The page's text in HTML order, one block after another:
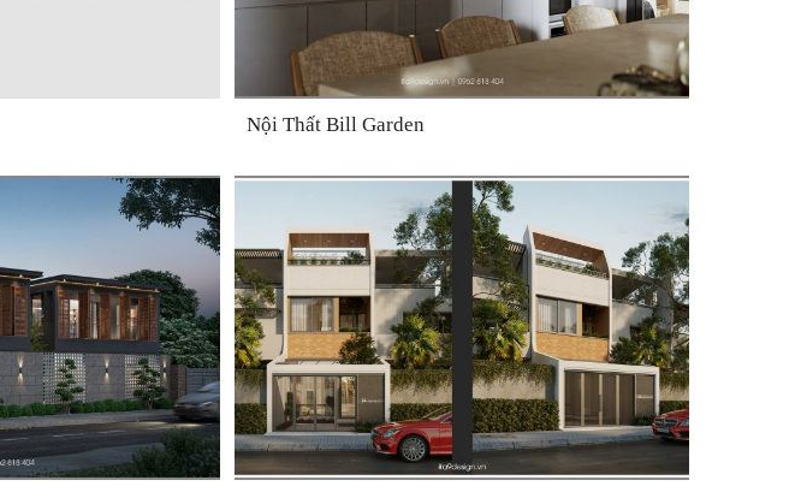
Nội Thất Bill Garden